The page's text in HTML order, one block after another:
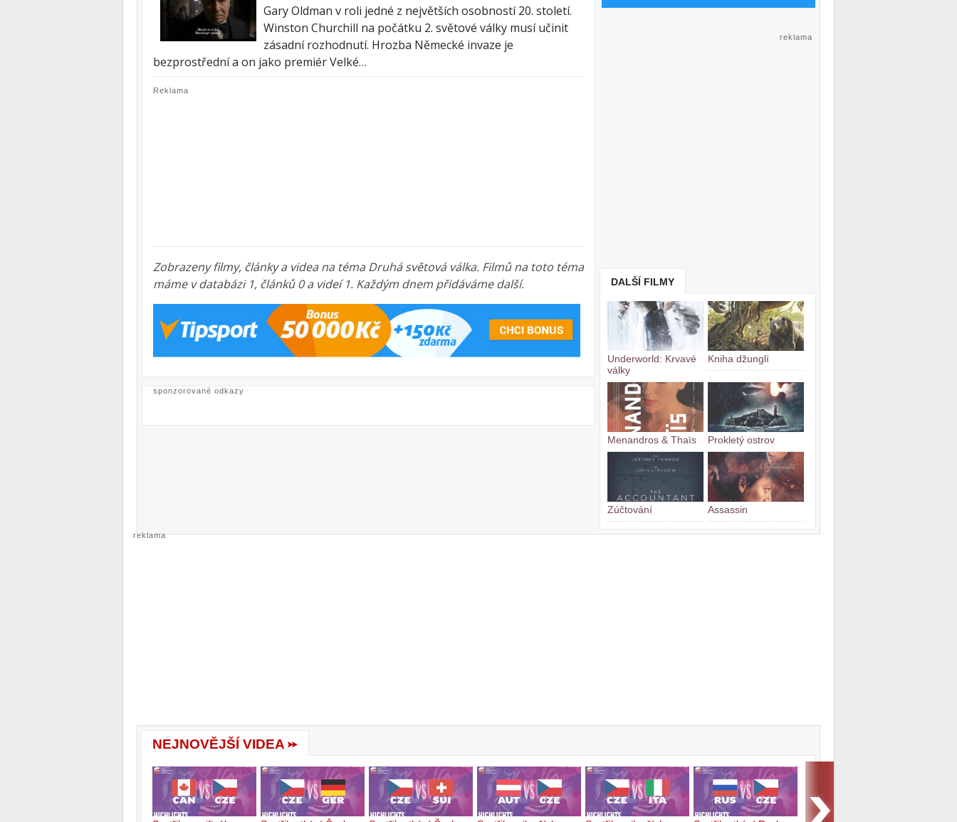
reklama
DALŠÍ FILMY
Underworld: Krvavé
války
Kniha džunglí
Menandros & Thaïs Prokletý ostrov
Zúčtování Assassin
Gary Oldman v roli jedné z největších osobností 20. století.
Winston Churchill na počátku 2. světové války musí učinit
zásadní rozhodnutí. Hrozba Německé invaze je
bezprostřední a on jako premiér Velké…
Reklama
Zobrazeny filmy, články a videa na téma Druhá světová válka. Filmů na toto téma
máme v databázi 1, článků 0 a videí 1. Každým dnem přidáváme další.
sponzorované odkazy
reklama
NEJNOVĚJŠÍ VIDEA